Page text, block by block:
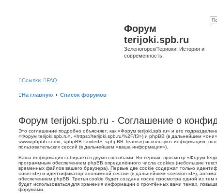
Форум
terijoki.spb.ru
Зеленогорск/Териоки. История и
современность.
Ссылки FAQ
На главную Список форумов
Форум terijoki.spb.ru - Соглашение о
Это соглашение подробно объясняет, как «Форум terijoki.spb.ru» и его
«Форум terijoki.spb.ru», «https://terijoki.spb.ru/%2F/f3») и phpBB (в дальнейшем
«www.phpbb.com», «phpBB Limited», «phpBB Teams») используют информацию,
пользовательских сессий (в дальнейшем «ваша информация»).
Ваша информация собирается двумя способами. Во-первых, просмотр «Форум
программным обеспечением phpBB определённого числа cookies (небольшие
временных файлов вашего браузера). Первые две cookie содержат только
«user-id») и идентификатор анонимной сессии (в дальнейшем «session-id»),
обеспечением phpBB. Третья cookie будет создана после просмотра одной из
будет использоваться для хранения информации о прочтённых вами темах,
форумами.